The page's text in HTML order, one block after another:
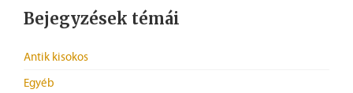
Bejegyzések témái
Antik kisokos
Egyéb